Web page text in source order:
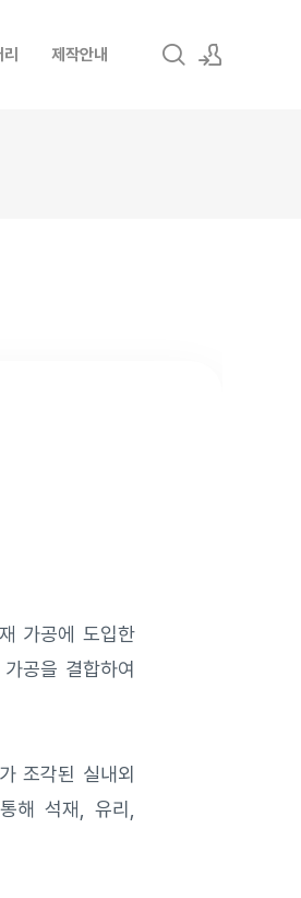
제작안내
가공에 도입한
공을 결합하여
가 조각된 실내외
해 석재, 유리,